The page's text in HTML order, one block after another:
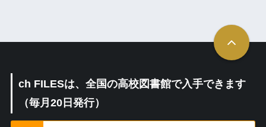
ch FILESは、全国の高校図書館で入手できます
（毎月20日発行）